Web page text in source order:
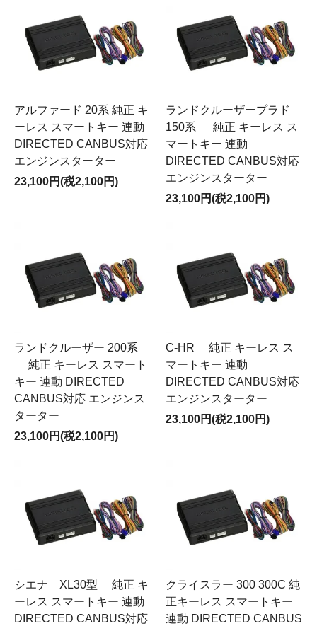
アルファード 20系 純正 キ
ーレス スマートキー 連動
DIRECTED CANBUS対応
エンジンスターター
23,100円(税2,100円)
ランドクルーザープラド
150系 純正 キーレス ス
マートキー 連動
DIRECTED CANBUS対応
エンジンスターター
23,100円(税2,100円)
ランドクルーザー 200系
純正 キーレス スマート
キー 連動 DIRECTED
CANBUS対応 エンジンス
ターター
23,100円(税2,100円)
C-HR 純正 キーレス ス
マートキー 連動
DIRECTED CANBUS対応
エンジンスターター
23,100円(税2,100円)
シエナ XL30型 純正 キ
ーレス スマートキー 連動
DIRECTED CANBUS対応
クライスラー 300 300C 純
正キーレス スマートキー
連動 DIRECTED CANBUS